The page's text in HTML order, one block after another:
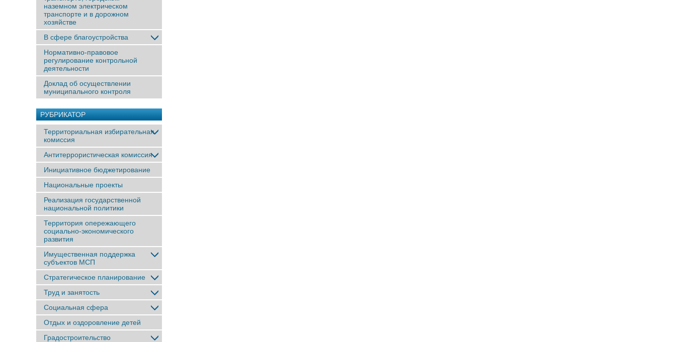
наземном электрическом
транспорте и в дорожном
хозяйстве
В сфере благоустройства
Нормативно-правовое
регулирование контрольной
деятельности
Доклад об осуществлении
муниципального контроля
РУБРИКАТОР
Территориальная избирательная
комиссия
Антитеррористическая комиссия
Инициативное бюджетирование
Национальные проекты
Реализация государственной
национальной политики
Территория опережающего
социально-экономического
развития
Имущественная поддержка
субъектов МСП
Стратегическое планирование
Труд и занятость
Социальная сфера
Отдых и оздоровление детей
Градостроительство